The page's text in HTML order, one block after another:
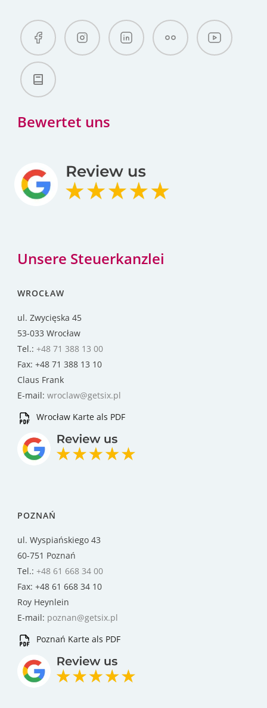
Bewertet uns
Unsere Steuerkanzlei
WROCŁAW
ul. Zwycięska 45
53-033 Wrocław
Tel.: +48 71 388 13 00
Fax: +48 71 388 13 10
Claus Frank
E-mail: wroclaw@getsix.pl
Wrocław Karte als PDF
POZNAŃ
ul. Wyspiańskiego 43
60-751 Poznań
Tel.: +48 61 668 34 00
Fax: +48 61 668 34 10
Roy Heynlein
E-mail: poznan@getsix.pl
Poznań Karte als PDF